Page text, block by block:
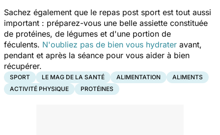
Sachez également que le repas post sport est tout aussi
important : préparez-vous une belle assiette constituée
de protéines, de légumes et d'une portion de
féculents. N'oubliez pas de bien vous hydrater avant,
pendant et après la séance pour vous aider à bien
récupérer.
SPORT LE MAG DE LA SANTÉ ALIMENTATION
ALIMENTS
ACTIVITÉ PHYSIQUE
PROTÉINES